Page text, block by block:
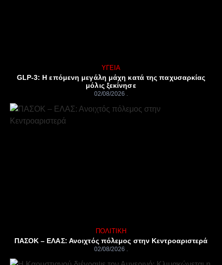
ΥΓΕΊΑ
GLP-3: Η επόμενη μεγάλη μάχη κατά της παχυσαρκίας
μόλις ξεκίνησε
02/08/2026
ΠΟΛΙΤΙΚΉ
ΠΑΣΟΚ – ΕΛΑΣ: Ανοιχτός πόλεμος στην Κεντροαριστερά
02/08/2026